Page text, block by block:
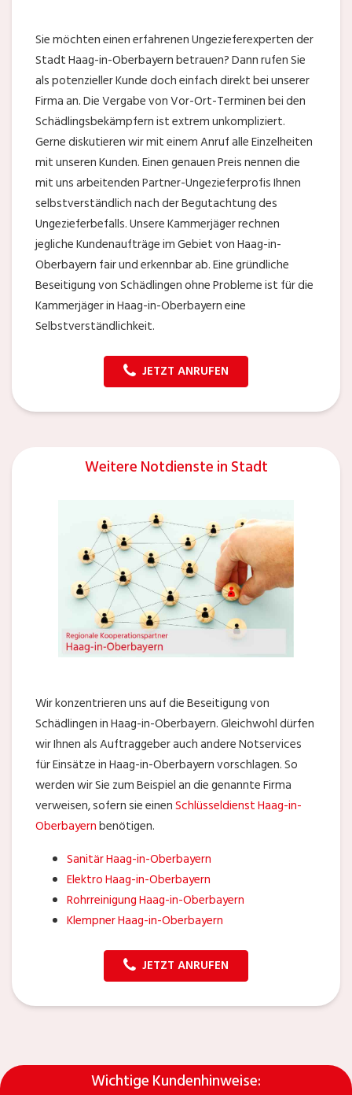
Sie möchten einen erfahrenen Ungezieferexperten der
Stadt Haag-in-Oberbayern betrauen? Dann rufen Sie
als potenzieller Kunde doch einfach direkt bei unserer
Firma an. Die Vergabe von Vor-Ort-Terminen bei den
Schädlingsbekämpfern ist extrem unkompliziert.
Gerne diskutieren wir mit einem Anruf alle Einzelheiten
mit unseren Kunden. Einen genauen Preis nennen die
mit uns arbeitenden Partner-Ungezieferprofis Ihnen
selbstverständlich nach der Begutachtung des
Ungezieferbefalls. Unsere Kammerjäger rechnen
jegliche Kundenaufträge im Gebiet von Haag-in-
Oberbayern fair und erkennbar ab. Eine gründliche
Beseitigung von Schädlingen ohne Probleme ist für die
Kammerjäger in Haag-in-Oberbayern eine
Selbstverständlichkeit.
JETZT ANRUFEN
Weitere Notdienste in Stadt
Wir konzentrieren uns auf die Beseitigung von
Schädlingen in Haag-in-Oberbayern. Gleichwohl dürfen
wir Ihnen als Auftraggeber auch andere Notservices
für Einsätze in Haag-in-Oberbayern vorschlagen. So
werden wir Sie zum Beispiel an die genannte Firma
verweisen, sofern sie einenSchlüsseldienst Haag-in-
Oberbayernbenötigen.
Sanitär Haag-in-Oberbayern
Elektro Haag-in-Oberbayern
Rohrreinigung Haag-in-Oberbayern
Klempner Haag-in-Oberbayern
JETZT ANRUFEN
Wichtige Kundenhinweise: